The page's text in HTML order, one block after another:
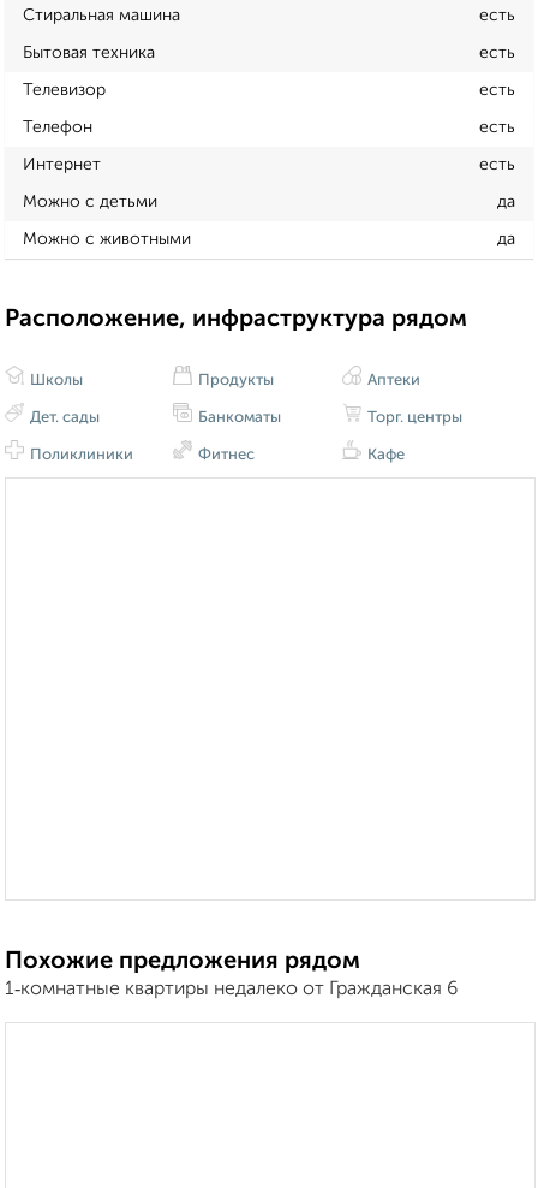
Стиральная машина есть
Бытовая техника есть
Телевизор есть
Телефон есть
Интернет есть
Можно с детьми да
Можно с животными да
Расположение, инфраструктура рядом
Школы
Дет. сады
Поликлиники
Продукты
Банкоматы
Фитнес
Аптеки
Торг. центры
Кафе
Похожие предложения рядом
1‑комнатные квартиры недалеко от Гражданская 6